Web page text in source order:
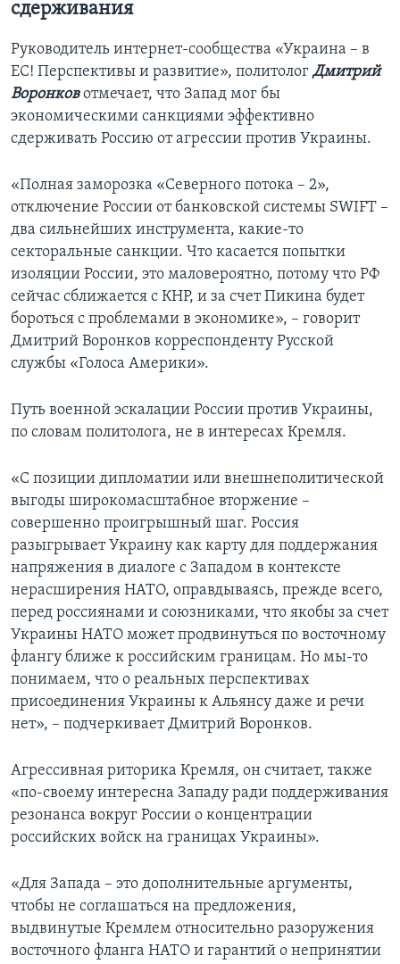
сдерживания
Руководитель интернет-сообщества «Украина – в
ЕС! Перспективы и развитие», политолог Дмитрий
Воронковотмечает, что Запад мог бы
экономическими санкциями эффективно
сдерживать Россию от агрессии против Украины.
«Полная заморозка «Северного потока – 2»,
отключение России от банковской системы SWIFT –
два сильнейших инструмента, какие-то
секторальные санкции. Что касается попытки
изоляции России, это маловероятно, потому что РФ
сейчас сближается с КНР, и за счет Пикина будет
бороться с проблемами в экономике», – говорит
Дмитрий Воронков корреспонденту Русской
службы «Голоса Америки».
Путь военной эскалации России против Украины,
по словам политолога, не в интересах Кремля.
«С позиции дипломатии или внешнеполитической
выгоды широкомасштабное вторжение –
совершенно проигрышный шаг. Россия
разыгрывает Украину как карту для поддержания
напряжения в диалоге с Западом в контексте
нерасширения НАТО, оправдываясь, прежде всего,
перед россиянами и союзниками, что якобы за счет
Украины НАТО может продвинуться по восточному
флангу ближе к российским границам. Но мы-то
понимаем, что о реальных перспективах
присоединения Украины к Альянсу даже и речи
нет», – подчеркивает Дмитрий Воронков.
Агрессивная риторика Кремля, он считает, также
«по-своему интересна Западу ради поддерживания
резонанса вокруг России о концентрации
российских войск на границах Украины».
«Для Запада – это дополнительные аргументы,
чтобы не соглашаться на предложения,
выдвинутые Кремлем относительно разоружения
восточного фланга НАТО и гарантий о непринятии